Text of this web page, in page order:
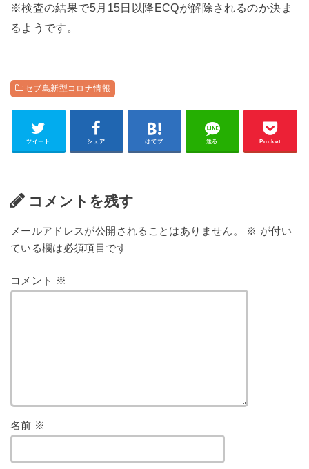
※検査の結果で5月15日以降ECQが解除されるのか決ま
るようです。
セブ島新型コロナ情報
ツイート シェア はてブ 送る Pocket
コメントを残す
メールアドレスが公開されることはありません。 ※ が付い
ている欄は必須項目です
コメント ※
名前 ※